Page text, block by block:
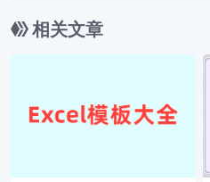
相关文章